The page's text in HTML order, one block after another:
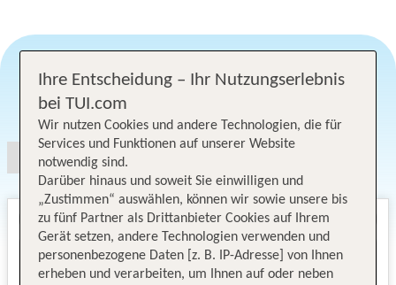
Angebotsauswahl
Ihre Entscheidung – Ihr Nutzungserlebnis
bei TUI.com
Wir nutzen Cookies und andere Technologien, die für
Services und Funktionen auf unserer Website
notwendig sind.
Darüber hinaus und soweit Sie einwilligen und
„Zustimmen“ auswählen, können wir sowie unsere bis
zu fünf Partner als Drittanbieter Cookies auf Ihrem
Gerät setzen, andere Technologien verwenden und
personenbezogene Daten [z. B. IP-Adresse] von Ihnen
erheben und verarbeiten, um Ihnen auf oder neben